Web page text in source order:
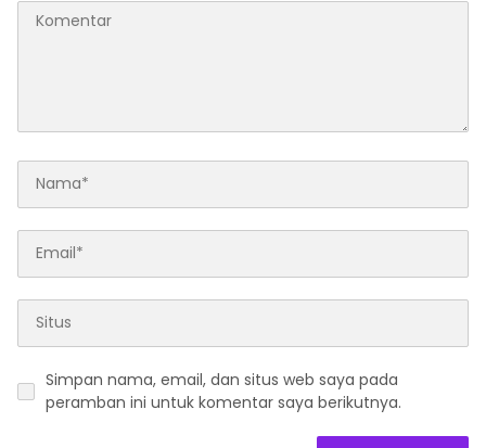
Simpan nama, email, dan situs web saya pada
peramban ini untuk komentar saya berikutnya.